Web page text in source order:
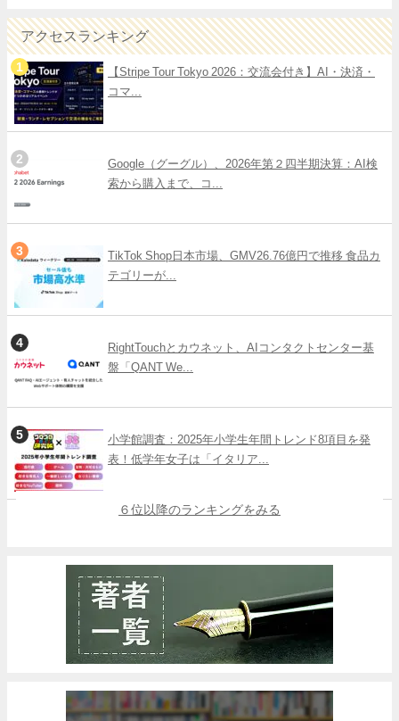
アクセスランキング
【Stripe Tour Tokyo 2026：交流会付き】AI・決済・
コマ...
Google（グーグル）、2026年第２四半期決算：AI検
索から購入まで、コ...
TikTok Shop日本市場、GMV26.76億円で推移 食品カ
テゴリーが...
RightTouchとカウネット、AIコンタクトセンター基
盤「QANT We...
小学館調査：2025年小学生年間トレンド8項目を発
表！低学年女子は「イタリア...
６位以降のランキングをみる